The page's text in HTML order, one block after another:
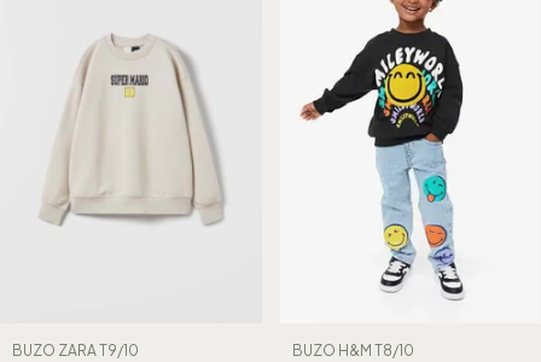
BUZO ZARA T9/10 BUZO H&M T8/10